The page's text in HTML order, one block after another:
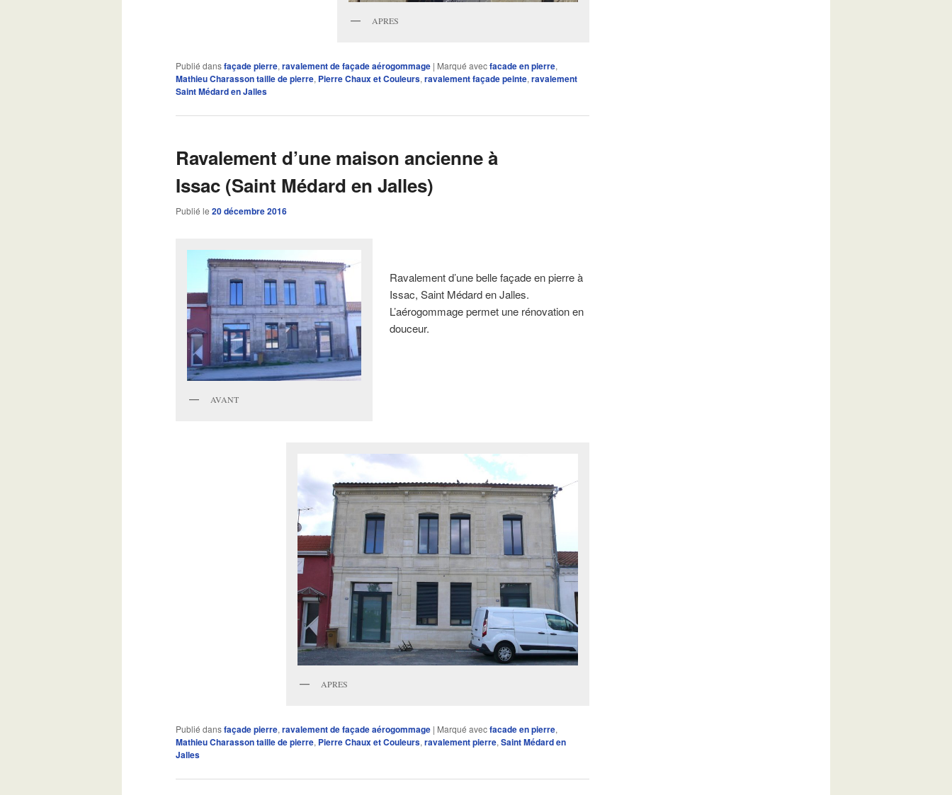
APRES
Publié dansfaçade pierre, ravalement de façade aérogommage | Marqué avecfacade en pierre,
Mathieu Charasson taille de pierre, Pierre Chaux et Couleurs, ravalement façade peinte, ravalement
Saint Médard en Jalles
Ravalement d’une maison ancienne à
Issac (Saint Médard en Jalles)
Publié le 20 décembre 2016
AVANT
APRES
Ravalement d’une belle façade en pierre à
Issac, Saint Médard en Jalles.
L’aérogommage permet une rénovation en
douceur.
Publié dansfaçade pierre,ravalement de façade aérogommage | Marqué avecfacade en pierre,
Mathieu Charasson taille de pierre, Pierre Chaux et Couleurs,ravalement pierre,Saint Médard en
Jalles